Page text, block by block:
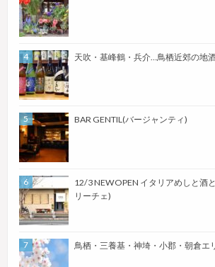
天吹・基峰鶴・兵介…鳥栖近郊の地
BAR GENTIL(バージャンティ)
12/3 NEWOPEN イタリアめしと酒
リーチェ)
鳥栖・三養基・神埼・小郡・朝倉エ